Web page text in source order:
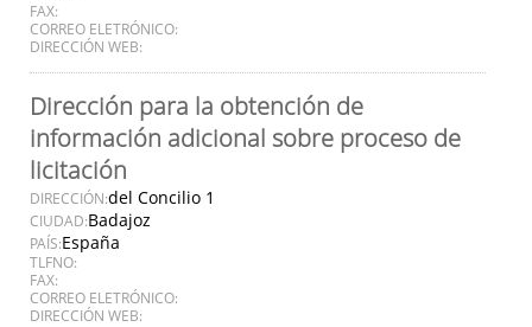
FAX:
CORREO ELETRÓNICO:
DIRECCIÓN WEB:
Dirección para la obtención de
información adicional sobre proceso de
licitación
DIRECCIÓN:del Concilio 1
CIUDAD:Badajoz
PAÍS:España
TLFNO:
FAX:
CORREO ELETRÓNICO:
DIRECCIÓN WEB: